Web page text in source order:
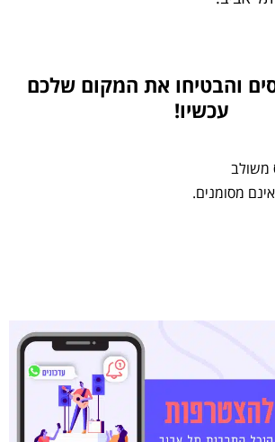
והבטיחו את המקום שלכם
עכשיו!
משולב
מסומנים.